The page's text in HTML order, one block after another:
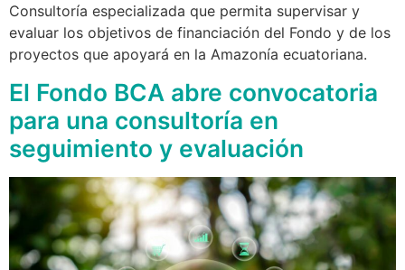
Consultoría especializada que permita supervisar y
evaluar los objetivos de financiación del Fondo y de los
proyectos que apoyará en la Amazonía ecuatoriana.
El Fondo BCA abre convocatoria
para una consultoría en
seguimiento y evaluación